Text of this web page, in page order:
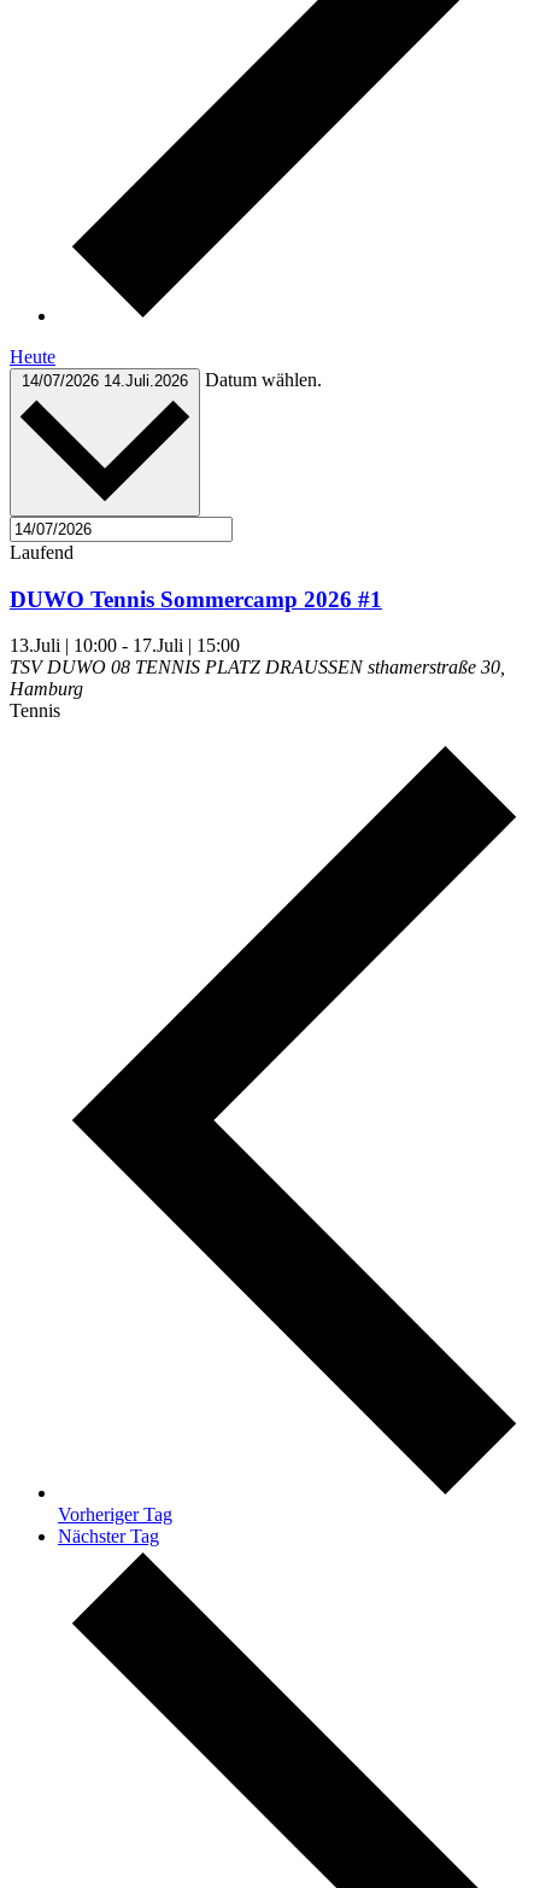
Heute
14/07/2026 14.Juli.2026 Datum wählen.
Laufend
DUWO Tennis Sommercamp 2026 #1
13.Juli | 10:00 - 17.Juli | 15:00
TSV DUWO 08 TENNIS PLATZ DRAUSSENsthamerstraße 30,
Hamburg
Tennis
Vorheriger Tag
Nächster Tag